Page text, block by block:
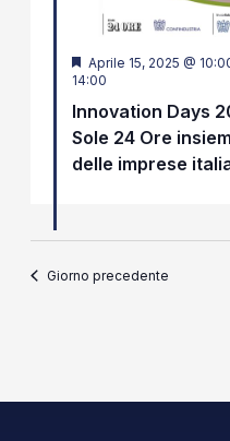
Segnalati
Aprile 15, 2025 @
14:00
Innovation Days
Sole 24 Ore
delle imprese
Giorno precedente